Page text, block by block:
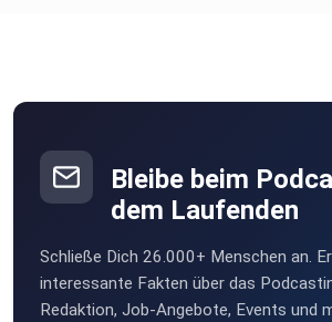
Bleibe beim
dem Laufenden
Schließe Dich 26.000+ Menschen an.
interessante Fakten über das
Redaktion, Job-Angebote, Events und